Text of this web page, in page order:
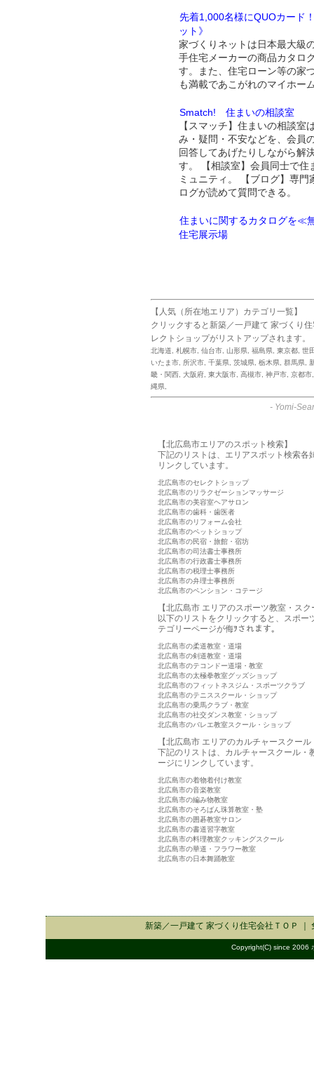
先着1,000名様にQUOカード
ット》
家づくりネットは日本最大級
手住宅メーカーの商品カタロ
す。また、住宅ローン等の家
も満載であこがれのマイホー
Smatch! 住まいの相談室
【スマッチ】住まいの相談室
み・疑問・不安などを、会員
回答してあげたりしながら解
す。 【相談室】会員同士で住
ミュニティ。 【ブログ】専
ログが読めて質問できる。
住まいに関するカタログを≪
住宅展示場
【人気（所在地エリア）カテゴリ一覧】
クリックすると新築／一戸建て 家づくり
レクトショップがリストアップされます。
北海道 札幌市 仙台市 山形県 福島県 東京都 世
いたま市
所沢市 千葉県 茨城県 栃木県 群馬県
畿・関西
大阪府 東大阪市 高槻市 神戸市 京都市
縄県
- Yomi-
【北広島市エリアのスポット検索】
下記のリストは、エリアスポット検索各
リンクしています。
北広島市のセレクトショップ
北広島市のリラクゼーションマッサージ
北広島市の美容室ヘアサロン
北広島市の歯科・歯医者
北広島市のリフォーム会社
北広島市のペットショップ
北広島市の民宿・旅館・宿坊
北広島市の司法書士事務所
北広島市の行政書士事務所
北広島市の税理士事務所
北広島市の弁理士事務所
北広島市のペンション・コテージ
【北広島市 エリアのスポーツ教室・ス
以下のリストをクリックすると、スポ
テゴリーページが侮ｦされます。
北広島市の柔道教室・道場
北広島市の剣道教室・道場
北広島市のテコンドー道場・教室
北広島市の太極拳教室グッズショップ
北広島市のフィットネスジム・スポーツクラブ
北広島市のテニススクール・ショップ
北広島市の乗馬クラブ・教室
北広島市の社交ダンス教室・ショップ
北広島市のバレエ教室スクール・ショップ
【北広島市 エリアのカルチャースクー
下記のリストは、カルチャースクール・
ージにリンクしています。
北広島市の着物着付け教室
北広島市の音楽教室
北広島市の編み物教室
北広島市のそろばん珠算教室・塾
北広島市の囲碁教室サロン
北広島市の書道習字教室
北広島市の料理教室クッキングスクール
北広島市の華道・フラワー教室
北広島市の日本舞踊教室
新築／一戸建て 家づくり住宅会社 ＴＯＰ ｜
Copyright(C) since 2006